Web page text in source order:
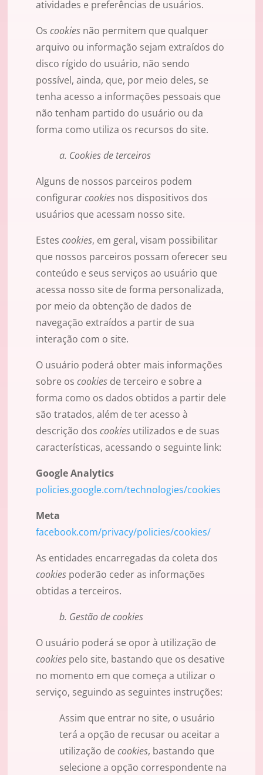
atividades e preferências de usuários.
Os cookies não permitem que qualquer
arquivo ou informação sejam extraídos do
disco rígido do usuário, não sendo
possível, ainda, que, por meio deles, se
tenha acesso a informações pessoais que
não tenham partido do usuário ou da
forma como utiliza os recursos do site.
a. Cookies de terceiros
Alguns de nossos parceiros podem
configurarcookies nos dispositivos dos
usuários que acessam nosso site.
Estes cookies, em geral, visam possibilitar
que nossos parceiros possam oferecer seu
conteúdo e seus serviços ao usuário que
acessa nosso site de forma personalizada,
por meio da obtenção de dados de
navegação extraídos a partir de sua
interação com o site.
O usuário poderá obter mais informações
sobre os cookies de terceiro e sobre a
forma como os dados obtidos a partir dele
são tratados, além de ter acesso à
descrição dos cookies utilizados e de suas
características, acessando o seguinte link:
Google Analytics
policies.google.com/technologies/cookies
Meta
facebook.com/privacy/policies/cookies/
As entidades encarregadas da coleta dos
cookies poderão ceder as informações
obtidas a terceiros.
b. Gestão de cookies
O usuário poderá se opor à utilização de
cookies pelo site, bastando que os desative
no momento em que começa a utilizar o
serviço, seguindo as seguintes instruções:
Assim que entrar no site, o usuário
terá a opção de recusar ou aceitar a
utilização decookies, bastando que
selecione a opção correspondente na